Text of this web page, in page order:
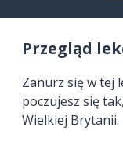
Przegląd
Zanurz się w tej
poczujesz się
Wielkiej Brytanii.